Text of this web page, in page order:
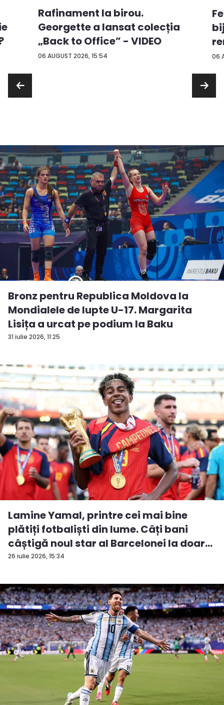
06 AUGUST 2026, 15:54
Rafinament la birou.
Georgette a lansat colecția
„Back to Office” - VIDEO
06
...
31 iulie 2026, 11:25
Bronz pentru Republica Moldova la
Mondialele de lupte U-17. Margarita
Lisița a urcat pe podium la Baku
26 iulie 2026, 15:34
Lamine Yamal, printre cei mai bine
plătiți fotbaliști din lume. Câți bani
câștigă noul star al Barcelonei la doar...